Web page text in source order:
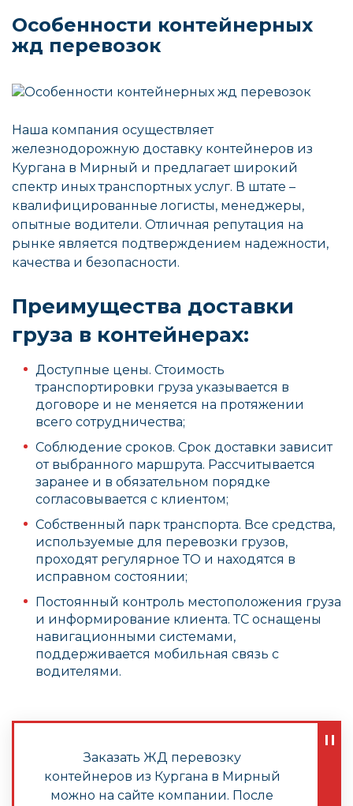
Особенности контейнерных
жд перевозок
Наша компания осуществляет
железнодорожную доставку контейнеров из
Кургана в Мирный и предлагает широкий
спектр иных транспортных услуг. В штате –
квалифицированные логисты, менеджеры,
опытные водители. Отличная репутация на
рынке является подтверждением надежности,
качества и безопасности.
Преимущества доставки
груза в контейнерах:
Доступные цены. Стоимость
транспортировки груза указывается в
договоре и не меняется на протяжении
всего сотрудничества;
Соблюдение сроков. Срок доставки зависит
от выбранного маршрута. Рассчитывается
заранее и в обязательном порядке
согласовывается с клиентом;
Собственный парк транспорта. Все средства,
используемые для перевозки грузов,
проходят регулярное ТО и находятся в
исправном состоянии;
Постоянный контроль местоположения груза
и информирование клиента. ТС оснащены
навигационными системами,
поддерживается мобильная связь с
водителями.
Заказать ЖД перевозку
контейнеров из Кургана в Мирный
можно на сайте компании. После